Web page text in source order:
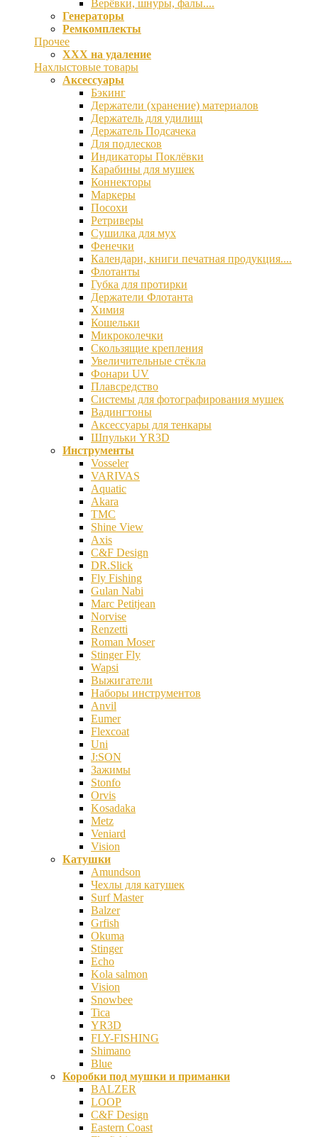
Верёвки, шнуры, фалы....
Генераторы
Ремкомплекты
Прочее
ХХХ на удаление
Нахлыстовые товары
Аксессуары
Бэкинг
Держатели (хранение) материалов
Держатель для удилищ
Держатель Подсачека
Для подлесков
Индикаторы Поклёвки
Карабины для мушек
Коннекторы
Маркеры
Посохи
Ретриверы
Сушилка для мух
Фенечки
Календари, книги печатная продукция....
Флотанты
Губка для протирки
Держатели Флотанта
Химия
Кошельки
Микроколечки
Скользящие крепления
Увеличительные стёкла
Фонари UV
Плавсредство
Системы для фотографирования мушек
Вадингтоны
Аксессуары для тенкары
Шпульки YR3D
Инструменты
Vosseler
VARIVAS
Aquatic
Akara
TMC
Shine View
Axis
C&F Design
DR.Slick
Fly Fishing
Gulan Nabi
Marc Petitjean
Norvise
Renzetti
Roman Moser
Stinger Fly
Wapsi
Выжигатели
Наборы инструментов
Anvil
Eumer
Flexcoat
Uni
J:SON
Зажимы
Stonfo
Orvis
Kosadaka
Metz
Veniard
Vision
Катушки
Amundson
Чехлы для катушек
Surf Master
Balzer
Grfish
Okuma
Stinger
Echo
Kola salmon
Vision
Snowbee
Tica
YR3D
FLY-FISHING
Shimano
Blue
Коробки под мушки и приманки
BALZER
LOOP
C&F Design
Eastern Coast